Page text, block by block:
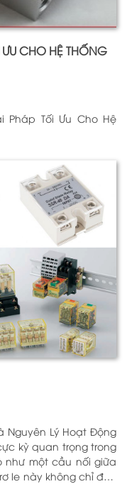
CHO HỆ THỐNG
Pháp Tối Ưu Cho Hệ
kỳ quan trọng trong
như một cầu nối giữa
le này không chỉ đơn